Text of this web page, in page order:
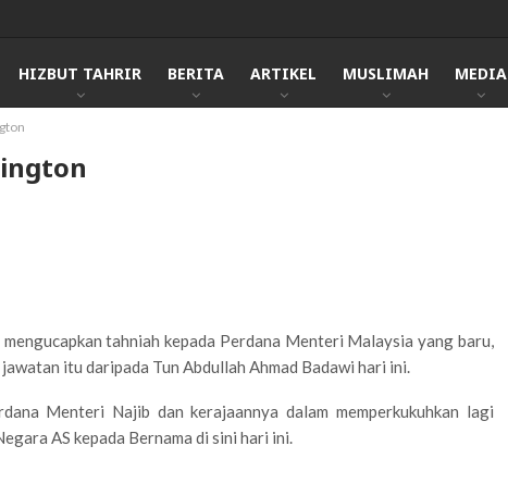
HIZBUT TAHRIR BERITA ARTIKEL MUSLIMAH MEDIA
mengucapkan tahniah kepada Perdana Menteri Malaysia yang baru,
itu daripada Tun Abdullah Ahmad Badawi hari ini.
Menteri Najib dan kerajaannya dalam memperkukuhkan lagi
AS kepada Bernama di sini hari ini.